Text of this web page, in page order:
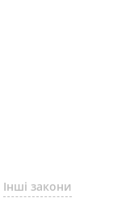
Інші закони